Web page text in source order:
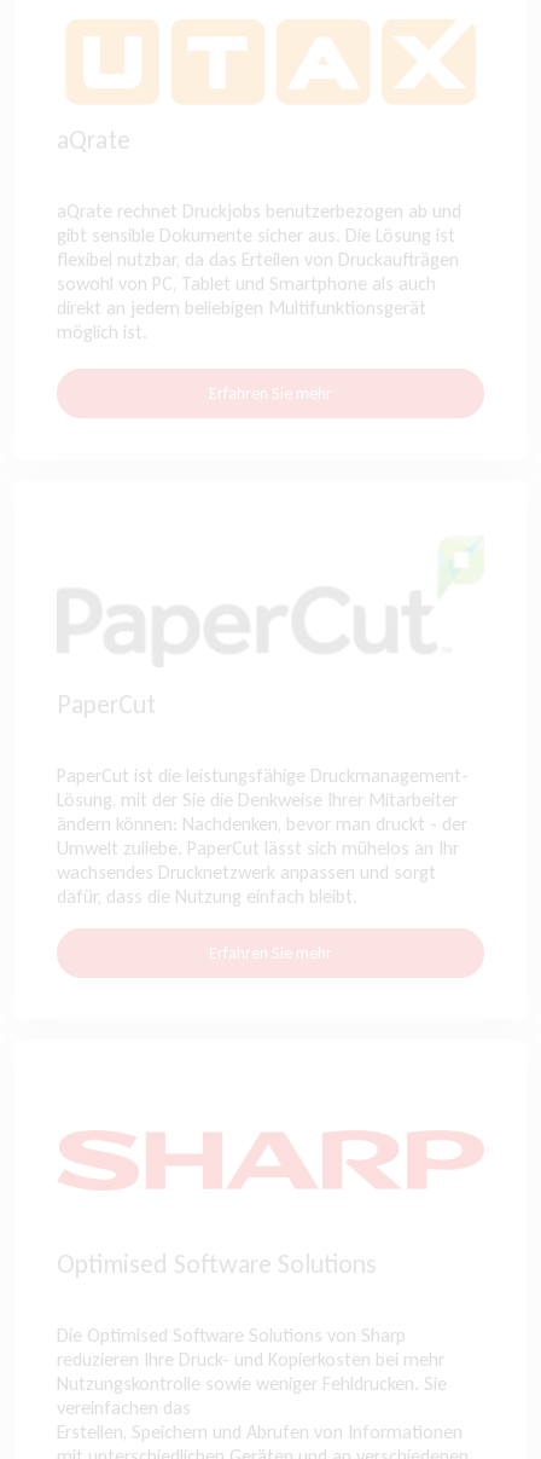
aQrate
aQrate rechnet Druckjobs benutzerbezogen ab und
gibt sensible Dokumente sicher aus. Die Lösung ist
flexibel nutzbar, da das Erteilen von Druckaufträgen
sowohl von PC, Tablet und Smartphone als auch
direkt an jedem beliebigen Multifunktionsgerät
möglich ist.
Erfahren Sie mehr
PaperCut
PaperCut ist die leistungsfähige Druckmanagement-
Lösung, mit der Sie die Denkweise Ihrer Mitarbeiter
ändern können: Nachdenken, bevor man druckt - der
Umwelt zuliebe. PaperCut lässt sich mühelos an Ihr
wachsendes Drucknetzwerk anpassen und sorgt
dafür, dass die Nutzung einfach bleibt.
Erfahren Sie mehr
Optimised Software Solutions
Die Optimised Software Solutions von Sharp
reduzieren Ihre Druck- und Kopierkosten bei mehr
Nutzungskontrolle sowie weniger Fehldrucken. Sie
vereinfachen das
Erstellen, Speichern und Abrufen von Informationen